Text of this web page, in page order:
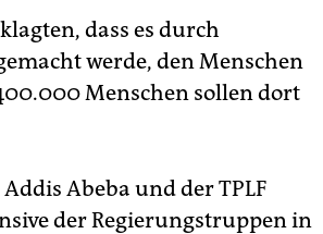
dass es durch
werde, den Menschen
Menschen sollen dort
Abeba und der TPLF
der Regierungstruppen in